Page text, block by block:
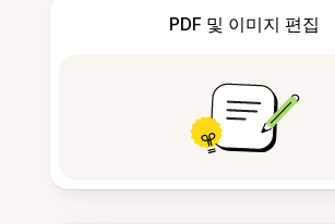
PDF 및 이미지 편집